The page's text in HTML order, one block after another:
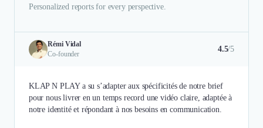
Personalized reports for every perspective.
Rémi Vidal
Co-founder
4.5/5
KLAP N PLAY a su s’adapter aux spécificités de notre brief
pour nous livrer en un temps record une vidéo claire, adaptée à
notre identité et répondant à nos besoins en communication.